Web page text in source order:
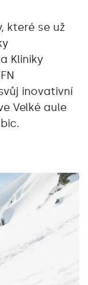
které se už
Kliniky
inovativní
Velké aule